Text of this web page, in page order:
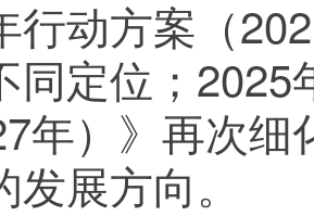
行动方案（
同定位；
年）》再次细
发展方向。